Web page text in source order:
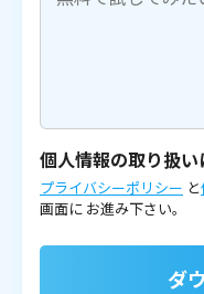
個人情報の取り扱い
プライバシーポリシー と
画面に お進み下さい。
ダ